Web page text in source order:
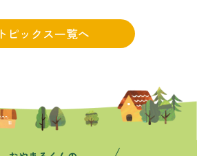
トピックス一覧へ